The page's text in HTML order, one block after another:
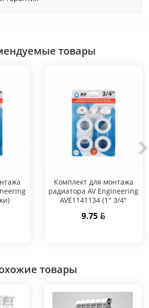
товары
Комплект для монтажа
радиатора AV Engineering
AVE1141134 (1" 3/4"
9.75
товары